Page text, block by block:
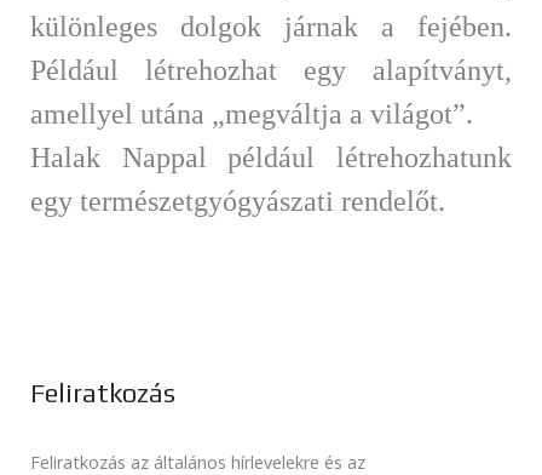
különleges dolgok járnak a fejében.
Például létrehozhat egy alapítványt,
amellyel utána „megváltja a világot”.
Halak Nappal például létrehozhatunk
egy természetgyógyászati rendelőt.
Feliratkozás
Feliratkozás az általános hírlevelekre és az